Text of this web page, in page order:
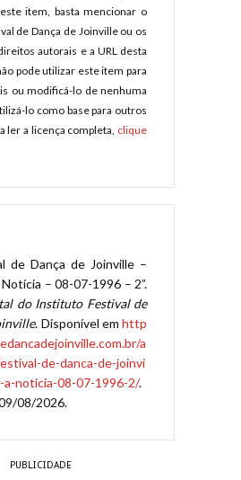
item, basta mencionar o
de Dança de Joinville ou os
autorais e a URL desta
pode utilizar este item para
ou modificá-lo de nenhuma
lo como base para outros
ler a licença completa, clique
de Dança de Joinville –
– 08-07-1996 – 2”.
do Instituto Festival de
. Disponível emhttp
a
de-danca-de-joinvi
a-noticia-08-07-1996-2/.
08/2026.
PUBLICIDADE